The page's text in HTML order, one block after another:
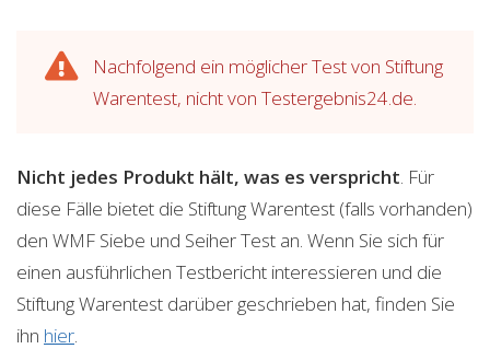
Nachfolgend ein möglicher Test von Stiftung
Warentest, nicht von Testergebnis24.de.
Nicht jedes Produkt hält, was es verspricht. Für
diese Fälle bietet die Stiftung Warentest (falls vorhanden)
den WMF Siebe und Seiher Test an. Wenn Sie sich für
einen ausführlichen Testbericht interessieren und die
Stiftung Warentest darüber geschrieben hat, finden Sie
ihn hier.